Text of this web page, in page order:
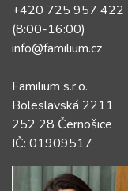
+420 725 957 422
(8:00-16:00)
info@familium.cz
Familium s.r.o.
Boleslavská 2211
252 28 Černošice
IČ: 01909517